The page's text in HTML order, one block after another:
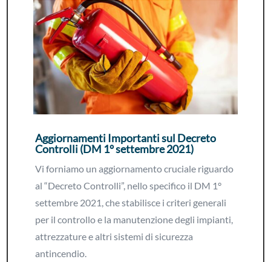
Aggiornamenti Importanti sul Decreto
Controlli (DM 1° settembre 2021)
Vi forniamo un aggiornamento cruciale riguardo
al “Decreto Controlli”, nello specifico il DM 1°
settembre 2021, che stabilisce i criteri generali
per il controllo e la manutenzione degli impianti,
attrezzature e altri sistemi di sicurezza
antincendio.